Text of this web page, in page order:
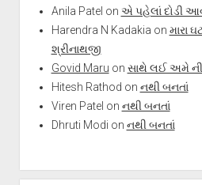
Anila Patel on એ પહેલાં દોડી
Harendra N Kadakia on મારા
શ્રીનાથજી
Govid Maru on સાથે લઈ અમે
Hitesh Rathod on નથી બનતાં
Viren Patel on નથી બનતાં
Dhruti Modi on નથી બનતાં